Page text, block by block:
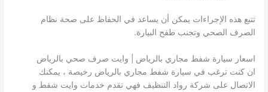
تتبع هذه الإجراءات يمكن أن يساعد في الحفاظ على صحة نظام
الصرف الصحي وتجنب طفح البيارة.
اسعار سيارة شفط مجاري بالرياض | وايت صرف صحي بالرياض
ان كنت ترغب في سيارة شفط مجاري بالرياض رخيصة ، يمكنك
الاتصال على شركة رواد التنظيف فهي تقدم خدمات وايت شفط و